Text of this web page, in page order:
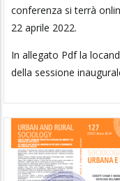
conferenza si terrà
22 aprile 2022.
In allegato Pdf la
della sessione